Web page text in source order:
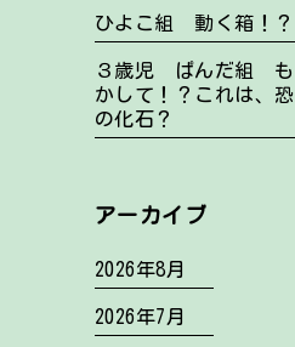
ひよこ組 動く箱！？
３歳児 ぱんだ組 も
かして！？これは、
の化石？
アーカイブ
2026年8月
2026年7月